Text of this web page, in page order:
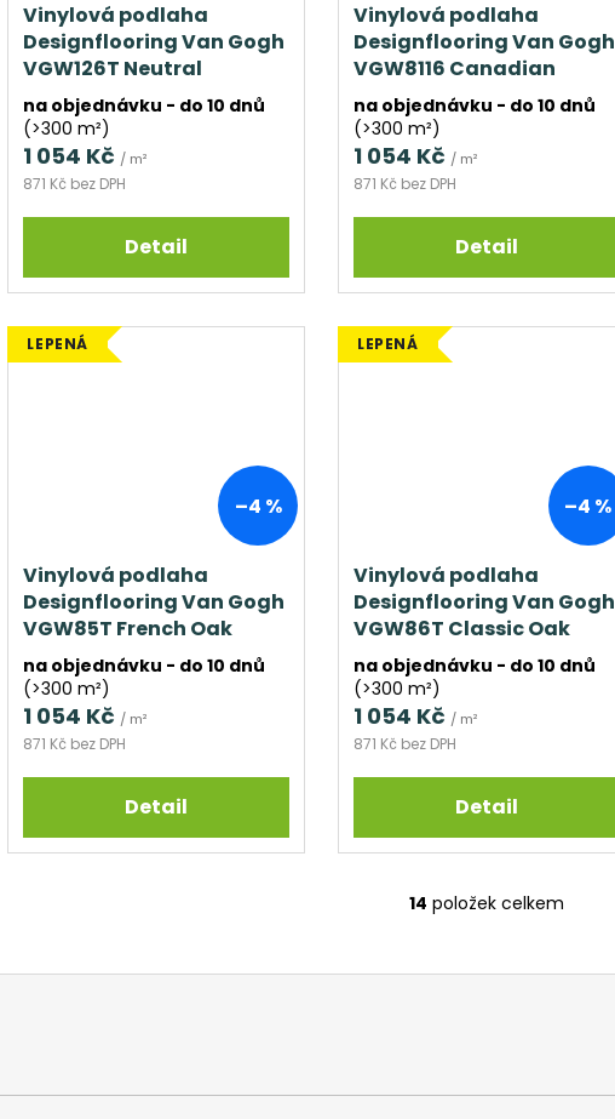
Vinylová podlaha
Designflooring Van Gogh
VGW126T Neutral
Brushed Oak
na objednávku - do 10 dnů
(>300 m²)
871 Kč bez DPH
1 054 Kč / m²
Detail
Vinylová podlaha
Designflooring Van Gogh
VGW8116 Canadian
Urban Oak
na objednávku - do 10 dnů
(>300 m²)
871 Kč bez DPH
1 054 Kč / m²
Detail
LEPENÁ
–4 %
Vinylová podlaha
Designflooring Van Gogh
VGW85T French Oak
na objednávku - do 10 dnů
(>300 m²)
871 Kč bez DPH
1 054 Kč / m²
Detail
LEPENÁ
–4 %
Vinylová podlaha
Designflooring Van Gogh
VGW86T Classic Oak
na objednávku - do 10 dnů
(>300 m²)
871 Kč bez DPH
1 054 Kč / m²
Detail
O
l
í
14 položek celkem